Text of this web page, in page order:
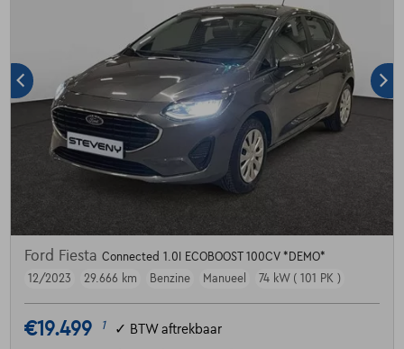
Ford Fiesta Connected 1.0I ECOBOOST 100CV *DEMO*
12/2023
29.666 km Benzine Manueel 74 kW ( 101 PK )
€19.499 1 ✓ BTW aftrekbaar